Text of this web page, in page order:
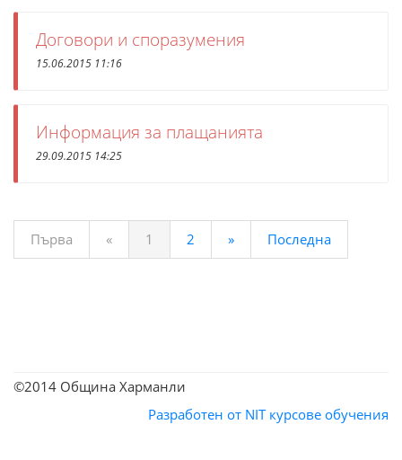
Договори и споразумения
15.06.2015 11:16
Информация за плащанията
29.09.2015 14:25
Първа « 1 2 » Последна
©2014 Община Харманли
Разработен от NIT курсове обучения